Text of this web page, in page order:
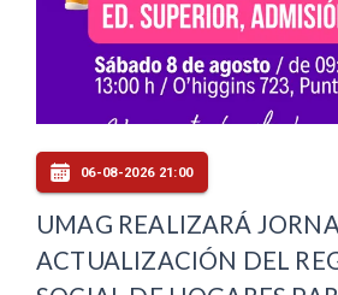
06-08-2026 21:00
UMAG REALIZARÁ
ACTUALIZACIÓN DEL